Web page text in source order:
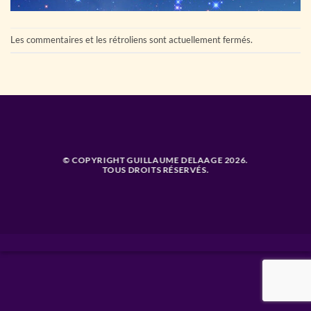
Les commentaires et les rétroliens sont actuellement fermés.
© COPYRIGHT GUILLAUME DELAAGE 2026.
TOUS DROITS RÉSERVÉS.